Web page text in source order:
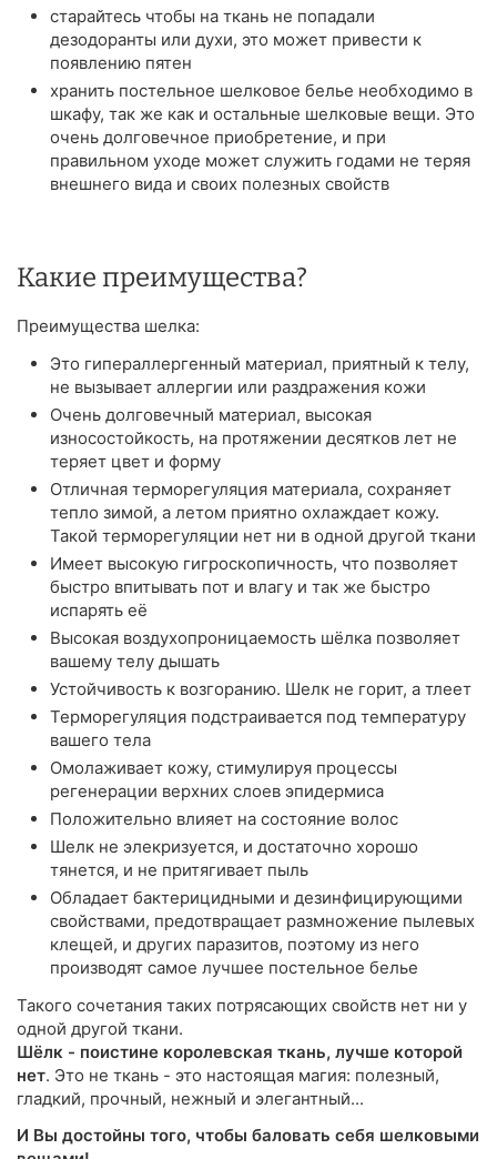
старайтесь чтобы на ткань не попадали
дезодоранты или духи, это может привести к
появлению пятен
хранить постельное шелковое белье необходимо в
шкафу, так же как и остальные шелковые вещи. Это
очень долговечное приобретение, и при
правильном уходе может служить годами не теряя
внешнего вида и своих полезных свойств
Какие преимущества?
Преимущества шелка:
Это гипераллергенный материал, приятный к телу,
не вызывает аллергии или раздражения кожи
Очень долговечный материал, высокая
износостойкость, на протяжении десятков лет не
теряет цвет и форму
Отличная терморегуляция материала, сохраняет
тепло зимой, а летом приятно охлаждает кожу.
Такой терморегуляции нет ни в одной другой ткани
Имеет высокую гигроскопичность, что позволяет
быстро впитывать пот и влагу и так же быстро
испарять её
Высокая воздухопроницаемость шёлка позволяет
вашему телу дышать
Устойчивость к возгоранию. Шелк не горит, а тлеет
Терморегуляция подстраивается под температуру
вашего тела
Омолаживает кожу, стимулируя процессы
регенерации верхних слоев эпидермиса
Положительно влияет на состояние волос
Шелк не элекризуется, и достаточно хорошо
тянется, и не притягивает пыль
Обладает бактерицидными и дезинфицирующими
свойствами, предотвращает размножение пылевых
клещей, и других паразитов, поэтому из него
производят самое лучшее постельное белье
Такого сочетания таких потрясающих свойств нет ни у
одной другой ткани.
Шёлк - поистине королевская ткань, лучше которой
нет. Это не ткань - это настоящая магия: полезный,
гладкий, прочный, нежный и элегантный...
И Вы достойны того, чтобы баловать себя шелковыми